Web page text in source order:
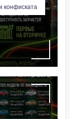
конфиската